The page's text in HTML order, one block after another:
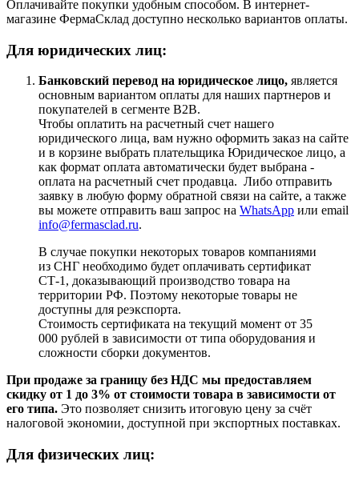
Оплачивайте покупки удобным способом. В интернет-
магазине ФермаСклад доступно несколько вариантов оплаты.
Для юридических лиц:
Банковский перевод на юридическое лицо, является
основным вариантом оплаты для наших партнеров и
покупателей в сегменте B2B.
Чтобы оплатить на расчетный счет нашего
юридического лица, вам нужно оформить заказ на сайте
и в корзине выбрать плательщика Юридическое лицо, а
как формат оплата автоматически будет выбрана -
оплата на расчетный счет продавца. Либо отправить
заявку в любую форму обратной связи на сайте, а также
вы можете отправить ваш запрос на WhatsApp или email
info@fermasclad.ru.
В случае покупки некоторых товаров компаниями
из СНГ необходимо будет оплачивать сертификат
СТ-1, доказывающий производство товара на
территории РФ. Поэтому некоторые товары не
доступны для реэкспорта.
Стоимость сертификата на текущий момент от 35
000 рублей в зависимости от типа оборудования и
сложности сборки документов.
При продаже за границу без НДС мы предоставляем
скидку от 1 до 3% от стоимости товара в зависимости от
его типа. Это позволяет снизить итоговую цену за счёт
налоговой экономии, доступной при экспортных поставках.
Для физических лиц: